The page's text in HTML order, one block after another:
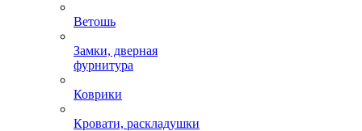
Ветошь
Замки, дверная
фурнитура
Коврики
Кровати, раскладушки